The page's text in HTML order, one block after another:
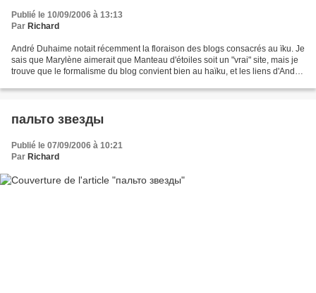
Publié le 10/09/2006 à 13:13
Par Richard
André Duhaime notait récemment la floraison des blogs consacrés au ïku. Je
sais que Marylène aimerait que Manteau d'étoiles soit un "vrai" site, mais je
trouve que le formalisme du blog convient bien au haïku, et les liens d'André
пальто звезды
Publié le 07/09/2006 à 10:21
Par Richard